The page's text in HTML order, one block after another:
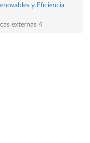
y Eficiencia
externas 4